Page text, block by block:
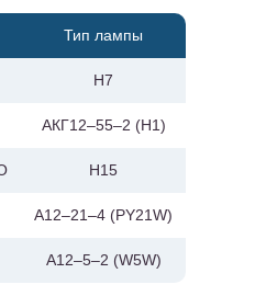
Тип лампы
H7
АКГ12–55–2 (H1)
H15
А12–21–4 (PY21W)
А12–5–2 (W5W)